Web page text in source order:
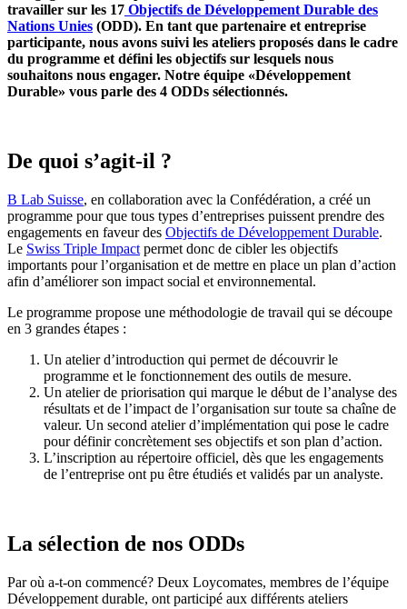
travailler sur les 17 Objectifs de Développement Durable des
Nations Unies (ODD). En tant que partenaire et entreprise
participante, nous avons suivi les ateliers proposés dans le cadre
du programme et défini les objectifs sur lesquels nous
souhaitons nous engager. Notre équipe «Développement
Durable» vous parle des 4 ODDs sélectionnés.
De quoi s’agit-il ?
B Lab Suisse, en collaboration avec la Confédération, a créé un
programme pour que tous types d’entreprises puissent prendre des
engagements en faveur des Objectifs de Développement Durable.
Le Swiss Triple Impact permet donc de cibler les objectifs
importants pour l’organisation et de mettre en place un plan d’action
afin d’améliorer son impact social et environnemental.
Le programme propose une méthodologie de travail qui se découpe
en 3 grandes étapes :
Un atelier d’introduction qui permet de découvrir le
programme et le fonctionnement des outils de mesure.
Un atelier de priorisation qui marque le début de l’analyse des
résultats et de l’impact de l’organisation sur toute sa chaîne de
valeur. Un second atelier d’implémentation qui pose le cadre
pour définir concrètement ses objectifs et son plan d’action.
L’inscription au répertoire officiel, dès que les engagements
de l’entreprise ont pu être étudiés et validés par un analyste.
La sélection de nos ODDs
Par où a-t-on commencé? Deux Loycomates, membres de l’équipe
Développement durable, ont participé aux différents ateliers